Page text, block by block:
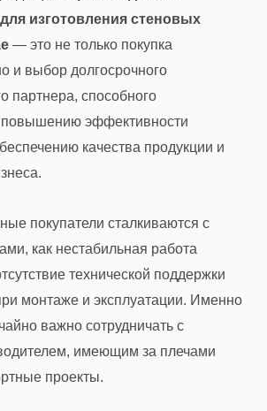
изготовления стеновых
— это не только покупка
и выбор долгосрочного
партнера, способного
повышению эффективности
качества продукции и
покупатели сталкиваются с
как нестабильная работа
технической поддержки
монтаже и эксплуатации. Именно
важно сотрудничать с
имеющим за плечами
проекты.